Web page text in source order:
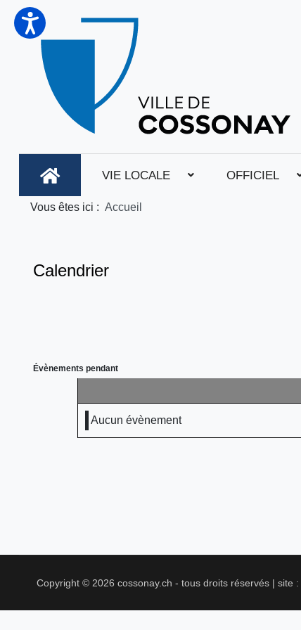
VIE LOCALE OFFICIEL
Vous êtes ici : Accueil
Calendrier
Évènements pendant
Aucun évènement
Copyright © 2026 cossonay.ch - tous droits réservés | site :